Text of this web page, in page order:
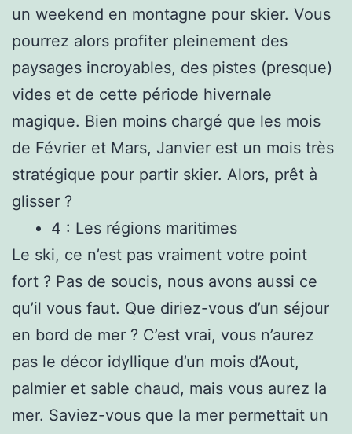
un weekend en montagne pour skier. Vous
pourrez alors profiter pleinement des
paysages incroyables, des pistes (presque)
vides et de cette période hivernale
magique. Bien moins chargé que les mois
de Février et Mars, Janvier est un mois très
stratégique pour partir skier. Alors, prêt à
glisser ?
4 : Les régions maritimes
Le ski, ce n’est pas vraiment votre point
fort ? Pas de soucis, nous avons aussi ce
qu’il vous faut. Que diriez-vous d’un séjour
en bord de mer ? C’est vrai, vous n’aurez
pas le décor idyllique d’un mois d’Aout,
palmier et sable chaud, mais vous aurez la
mer. Saviez-vous que la mer permettait un